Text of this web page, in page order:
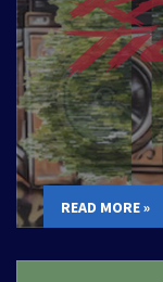
READ MORE »